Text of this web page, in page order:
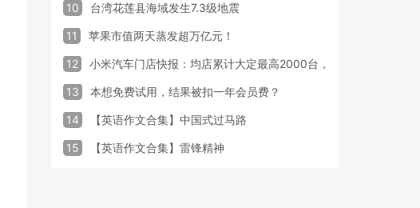
10 台湾花莲县海域发生7.3级地震
11 苹果市值两天蒸发超万亿元！
12 小米汽车门店快报：均店累计大定最高2000台，锁单率最高达
13 本想免费试用，结果被扣一年会员费？
14 【英语作文合集】中国式过马路
15 【英语作文合集】雷锋精神